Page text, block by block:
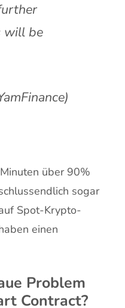
will be
über 90%
sogar
Spot-Krypto-
einen
Problem
Contract?